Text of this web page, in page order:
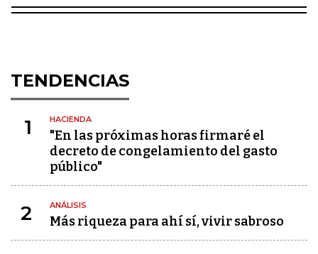
TENDENCIAS
1 HACIENDA
"En las próximas horas firmaré el
decreto de congelamiento del gasto
público"
2 ANÁLISIS
Más riqueza para ahí sí, vivir sabroso